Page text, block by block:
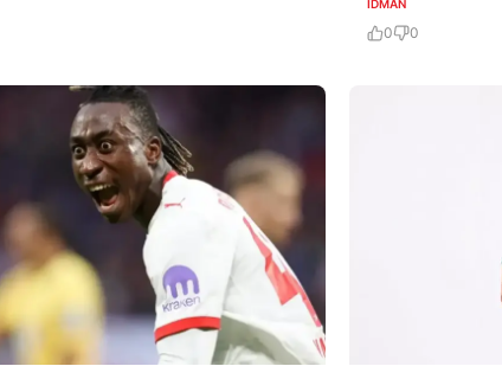
İDMAN
0 0